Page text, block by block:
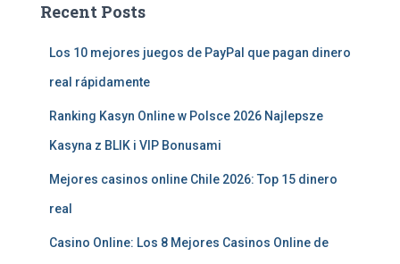
Recent Posts
Los 10 mejores juegos de PayPal que pagan dinero
real rápidamente
Ranking Kasyn Online w Polsce 2026 Najlepsze
Kasyna z BLIK i VIP Bonusami
Mejores casinos online Chile 2026: Top 15 dinero
real
Casino Online: Los 8 Mejores Casinos Online de